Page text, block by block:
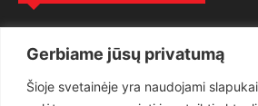
Gerbiame jūsų privatumą
Šioje svetainėje yra naudojami
Teisėsauga